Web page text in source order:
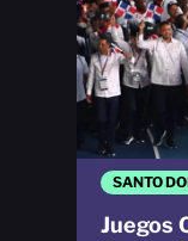
SANTO
Juegos